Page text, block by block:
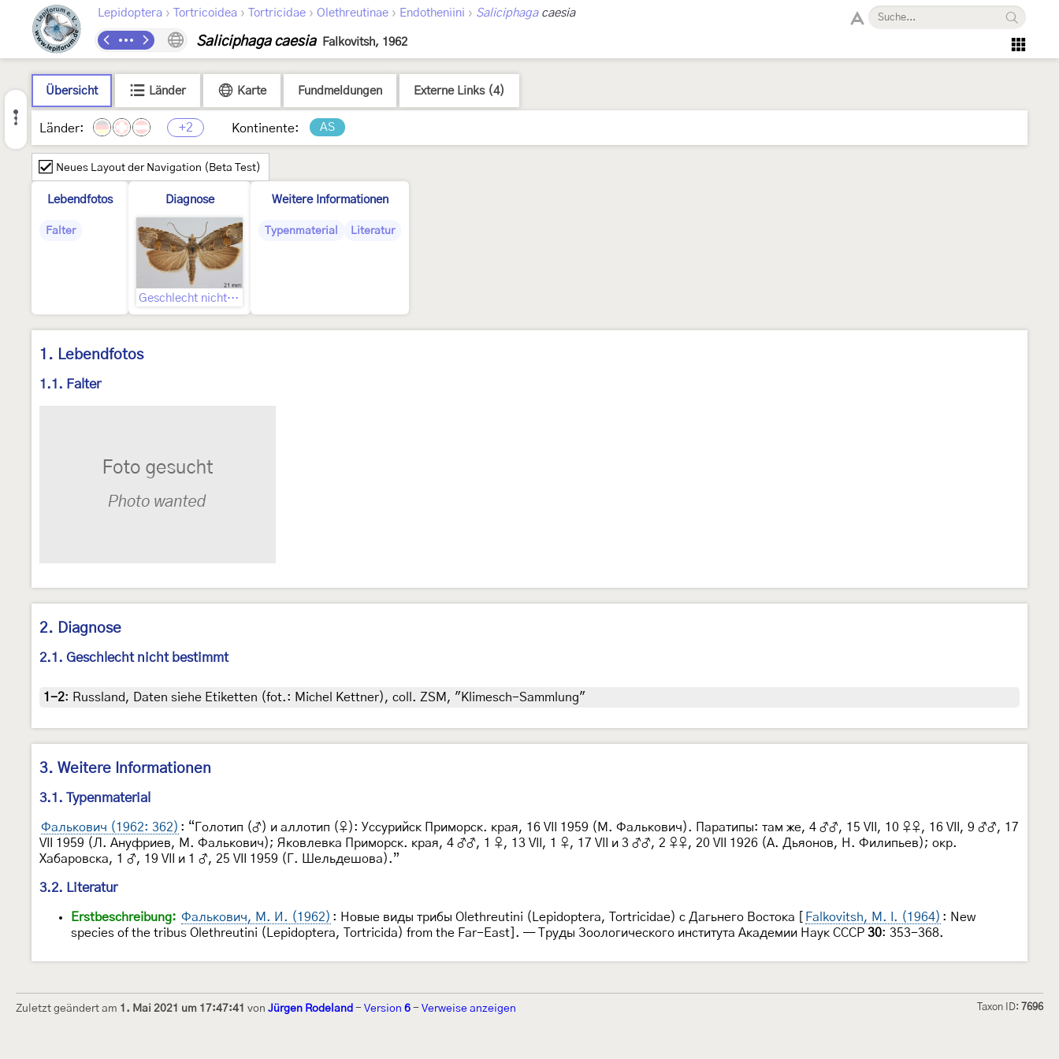
Lepidoptera › Tortricoidea › Tortricidae › Olethreutinae › Endotheniini › Saliciphagacaesia
Saliciphaga caesia Falkovitsh, 1962
Übersicht Länder Karte Fundmeldungen Externe Links (4)
Länder: +2 Kontinente: AS
Neues Layout der Navigation (Beta Test)
Lebendfotos
Falter
Diagnose
Geschlecht nicht bestimmt
Weitere Informationen
Typenmaterial Literatur
1. Lebendfotos
1.1. Falter
2. Diagnose
2.1. Geschlecht nicht bestimmt
1-2: Russland, Daten siehe Etiketten (fot.: Michel Kettner), coll. ZSM, "Klimesch-Sammlung"
3. Weitere Informationen
3.1. Typenmaterial
Фалькович (1962: 362) : “Голотип (♂) и аллотип (♀): Уссурийск Приморск. края, 16 VII 1959 (М. Фалькович). Паратипы: там же, 4 ♂♂, 15 VII, 10 ♀♀, 16 VII, 9 ♂♂, 17
VII 1959 (Л. Ануфриев, М. Фалькович); Яковлевка Приморск. края, 4 ♂♂, 1 ♀, 13 VII, 1 ♀, 17 VII и 3 ♂♂, 2 ♀♀, 20 VII 1926 (А. Дьяонов, Н. Филипьев); окр.
Хабаровска, 1 ♂, 19 VII и 1 ♂, 25 VII 1959 (Г. Шельдешова).”
3.2. Literatur
Erstbeschreibung: Фалькович, М. И. (1962) : Новые виды трибы Olethreutini (Lepidoptera, Tortricidae) с Дагьнего Востока [ Falkovitsh, M. I. (1964) : New
species of the tribus Olethreutini (Lepidoptera, Tortricida) from the Far-East]. — Труды Зоологического института Академии Наук СССР 30: 353-368.
Zuletzt geändert am 1. Mai 2021 um 17:47:41 von Jürgen Rodeland - Version 6 - Verweise anzeigen Taxon ID: 7696